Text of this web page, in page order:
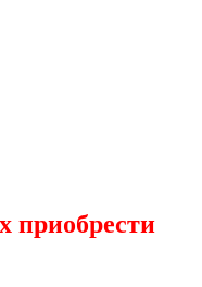
приобрести